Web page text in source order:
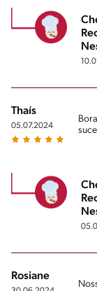
Thaís
05.07.2024
Rosiane